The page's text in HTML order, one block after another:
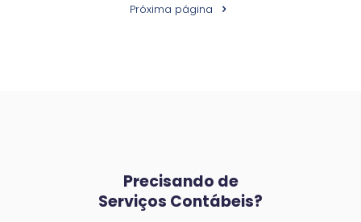
Próxima página
Precisando de
Serviços Contábeis?